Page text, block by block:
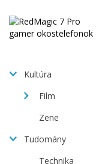
Kultúra
Film
Zene
Tudomány
Technika